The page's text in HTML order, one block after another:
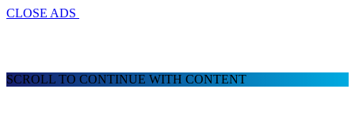
CLOSE ADS
SCROLL TO CONTINUE WITH CONTENT